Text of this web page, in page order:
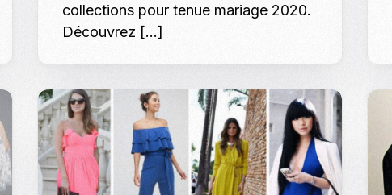
collections pour tenue mariage 2020.
Découvrez […]